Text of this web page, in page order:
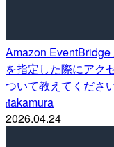
Amazon
を指定した際にアク
ついて教えてくださ
ttakamura
2026.04.24